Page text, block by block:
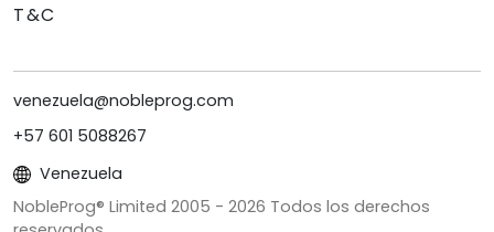
T&C
venezuela@nobleprog.com
+57 601 5088267
Venezuela
NobleProg® Limited 2005 - 2026 Todos los derechos